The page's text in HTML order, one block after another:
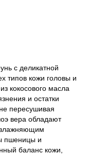
с деликатной
типов кожи головы и
кокосового масла
и остатки
пересушивая
вера обладают
пшеницы и
баланс кожи,